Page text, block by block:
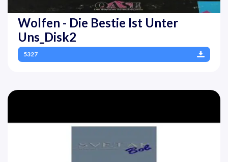
Wolfen - Die Bestie Ist Unter
Uns_Disk2
5327